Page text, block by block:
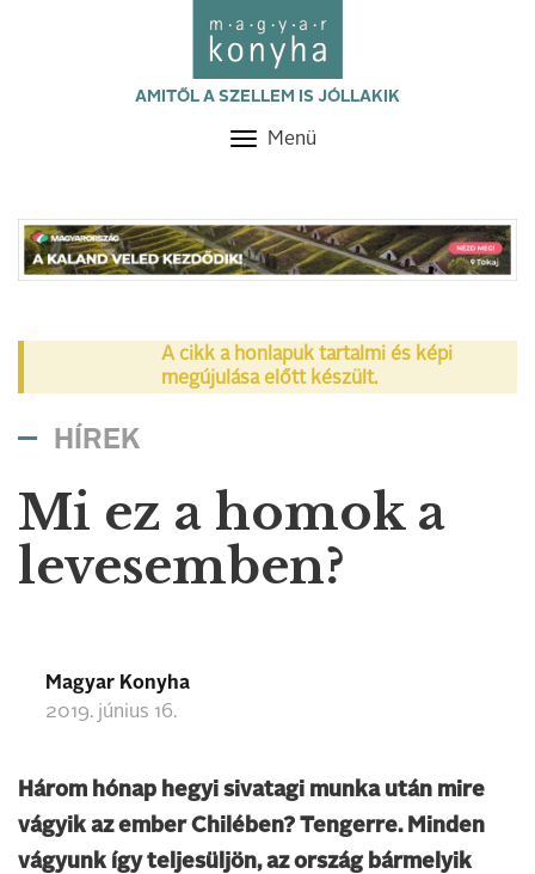
AMITŐL A SZELLEM IS JÓLLAKIK
Toggle
Menü
A cikk a honlapuk tartalmi és képi
megújulása előtt készült.
HÍREK
Mi ez a homok a
levesemben?
Magyar Konyha
2019. június 16.
Három hónap hegyi sivatagi munka után mire
vágyik az ember Chilében? Tengerre. Minden
vágyunk így teljesüljön, az ország bármelyik